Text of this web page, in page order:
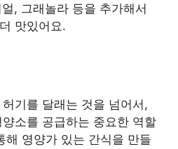
, 그래놀라 등을 추가해서
맛있어요.
기를 달래는 것을 넘어서,
소를 공급하는 중요한 역할
해 영양가 있는 간식을 만들